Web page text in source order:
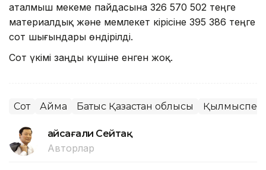
аталмыш мекеме пайдасына 326 570 502 теңге
материалдық және мемлекет кірісіне 395 386 теңге
сот шығындары өндірілді.
Сот үкімі заңды күшіне енген жоқ.
Сот Аймақ Батыс Қазақстан облысы Қылмыспен
Ғайсағали Сейтақ
Авторлар